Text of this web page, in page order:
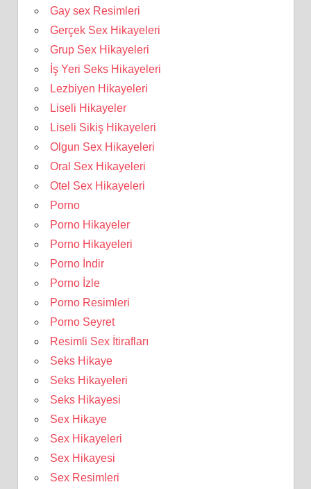
Gay sex Resimleri
Gerçek Sex Hikayeleri
Grup Sex Hikayeleri
İş Yeri Seks Hikayeleri
Lezbiyen Hikayeleri
Liseli Hikayeler
Liseli Sikiş Hikayeleri
Olgun Sex Hikayeleri
Oral Sex Hikayeleri
Otel Sex Hikayeleri
Porno
Porno Hikayeler
Porno Hikayeleri
Porno İndir
Porno İzle
Porno Resimleri
Porno Seyret
Resimli Sex İtirafları
Seks Hikaye
Seks Hikayeleri
Seks Hikayesi
Sex Hikaye
Sex Hikayeleri
Sex Hikayesi
Sex Resimleri